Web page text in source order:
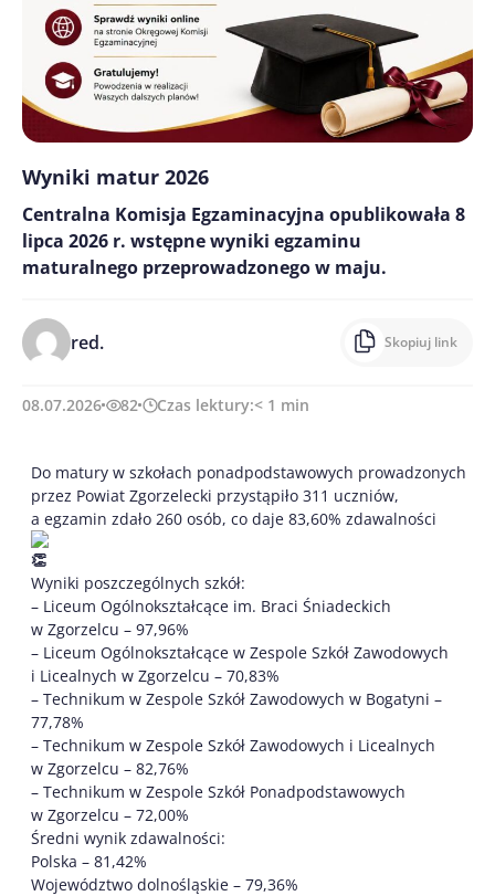
Wyniki matur 2026
Centralna Komisja Egzaminacyjna opublikowała 8
lipca 2026 r. wstępne wyniki egzaminu
maturalnego przeprowadzonego w maju.
red. Skopiuj link
08.07.2026 82 Czas lektury:< 1 min
Do matury w szkołach ponadpodstawowych prowadzonych
przez Powiat Zgorzelecki przystąpiło 311 uczniów,
a egzamin zdało 260 osób, co daje 83,60% zdawalności
Wyniki poszczególnych szkół:
– Liceum Ogólnokształcące im. Braci Śniadeckich
w Zgorzelcu – 97,96%
– Liceum Ogólnokształcące w Zespole Szkół Zawodowych
i Licealnych w Zgorzelcu – 70,83%
– Technikum w Zespole Szkół Zawodowych w Bogatyni –
77,78%
– Technikum w Zespole Szkół Zawodowych i Licealnych
w Zgorzelcu – 82,76%
– Technikum w Zespole Szkół Ponadpodstawowych
w Zgorzelcu – 72,00%
Średni wynik zdawalności:
Polska – 81,42%
Województwo dolnośląskie – 79,36%